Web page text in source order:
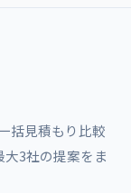
括見積もり比較
3社の提案をま